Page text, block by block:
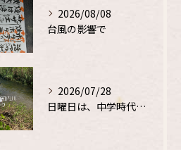
2026/08/08
台風の影響で
2026/07/28
日曜日は、中学時代の、同級生と鮎釣り